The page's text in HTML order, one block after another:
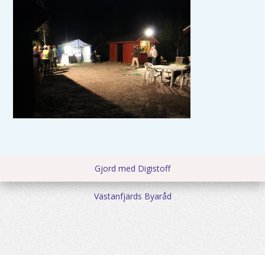
Gjord med Digistoff
Västanfjärds Byaråd